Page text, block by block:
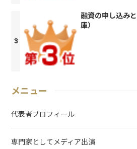
融資の申し込み
庫）
メニュー
代表者プロフィール
専門家としてメディア出演